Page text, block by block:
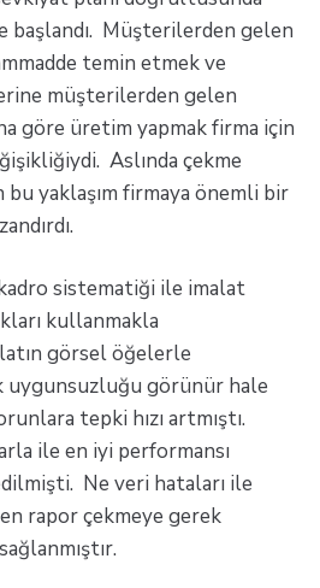
başlandı. Müşterilerden gelen
temin etmek ve
müşterilerden gelen
göre üretim yapmak firma için
Aslında çekme
yaklaşım firmaya önemli bir
sistematiği ile imalat
kullanmakla
görsel öğelerle
görünür hale
tepki hızı artmıştı.
ile en iyi performansı
Ne veri hataları ile
rapor çekmeye gerek